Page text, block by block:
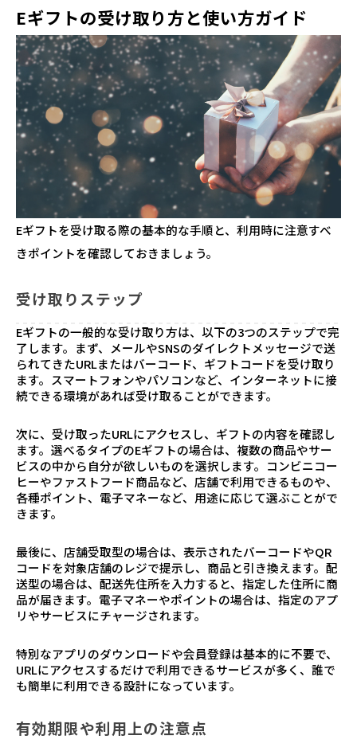
Eギフトの受け取り方と使い方ガイド
Eギフトを受け取る際の基本的な手順と、利用時に注意すべ
きポイントを確認しておきましょう。
受け取りステップ
Eギフトの一般的な受け取り方は、以下の3つのステップで完
了します。まず、メールやSNSのダイレクトメッセージで送
られてきたURLまたはバーコード、ギフトコードを受け取り
ます。スマートフォンやパソコンなど、インターネットに接
続できる環境があれば受け取ることができます。
次に、受け取ったURLにアクセスし、ギフトの内容を確認し
ます。選べるタイプのEギフトの場合は、複数の商品やサー
ビスの中から自分が欲しいものを選択します。コンビニコー
ヒーやファストフード商品など、店舗で利用できるものや、
各種ポイント、電子マネーなど、用途に応じて選ぶことがで
きます。
最後に、店舗受取型の場合は、表示されたバーコードやQR
コードを対象店舗のレジで提示し、商品と引き換えます。配
送型の場合は、配送先住所を入力すると、指定した住所に商
品が届きます。電子マネーやポイントの場合は、指定のアプ
リやサービスにチャージされます。
特別なアプリのダウンロードや会員登録は基本的に不要で、
URLにアクセスするだけで利用できるサービスが多く、誰で
も簡単に利用できる設計になっています。
有効期限や利用上の注意点